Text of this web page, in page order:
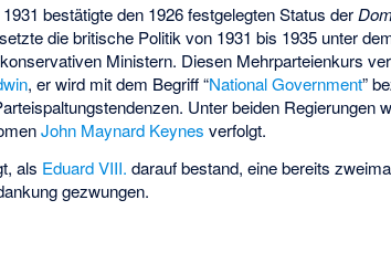
bestätigte den 1926 festgelegten Status der
die britische Politik von 1931 bis 1935 unter
Ministern. Diesen Mehrparteienkurs
, er wird mit dem Begriff “National Government”
Unter beiden Regierungen
John Maynard Keynes verfolgt.
als Eduard VIII. darauf bestand, eine bereits
gezwungen.